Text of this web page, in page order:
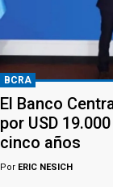
BCRA
El Banco
por USD
cinco años
Por ERIC NESICH